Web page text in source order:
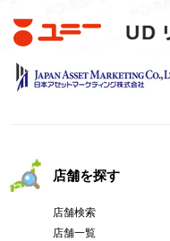
店舗を探す
店舗検索
店舗一覧